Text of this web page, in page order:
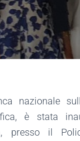
nazionale
è stata
presso il